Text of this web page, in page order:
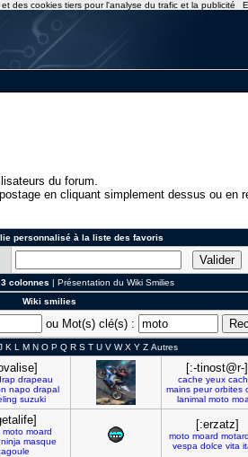
du forum.
en cliquant simplement dessus ou en
personnalisé à la liste des favoris
colonnes | Présentation du Wiki Smilies
Wiki smilies
ou Mot(s) clé(s) :
K L M N O P Q R S T U V W X Y Z Autres
drapeau
napo drapal
suzuki
[:-tinost@r-]
cache yeux
mains peur orbites
lanimal moto
moto moard
ninja masque
[:erzatz]
moto moard motard
vespa dolce vita
des cookies tiers pour l'analyse du trafic et la publicité